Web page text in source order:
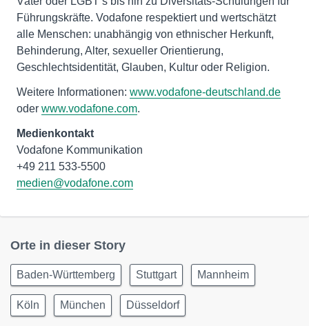
Führungskräfte. Vodafone respektiert und wertschätzt
alle Menschen: unabhängig von ethnischer Herkunft,
Behinderung, Alter, sexueller Orientierung,
Geschlechtsidentität, Glauben, Kultur oder Religion.
Weitere Informationen: www.vodafone-deutschland.de
oder www.vodafone.com.
Medienkontakt
Vodafone Kommunikation
medien@vodafone.com
Orte in dieser Story
Baden-Württemberg Stuttgart Mannheim
Köln München Düsseldorf